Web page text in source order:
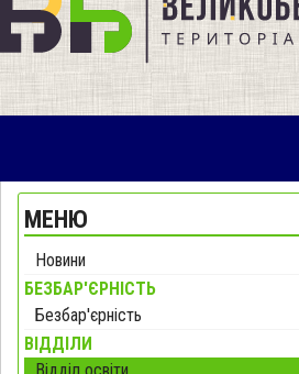
МЕНЮ
Новини
БЕЗБАР'ЄРНІСТЬ
Безбар'єрність
ВІДДІЛИ